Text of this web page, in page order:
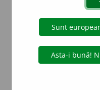
info
Aceste
echipa
originale
preferințe